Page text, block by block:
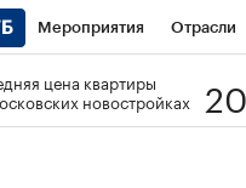
Мероприятия Отрасли
РБК РБК Образование
цена квартиры
новостройках